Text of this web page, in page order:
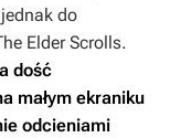
do
Elder Scrolls.
dość
małym ekraniku
odcieniami